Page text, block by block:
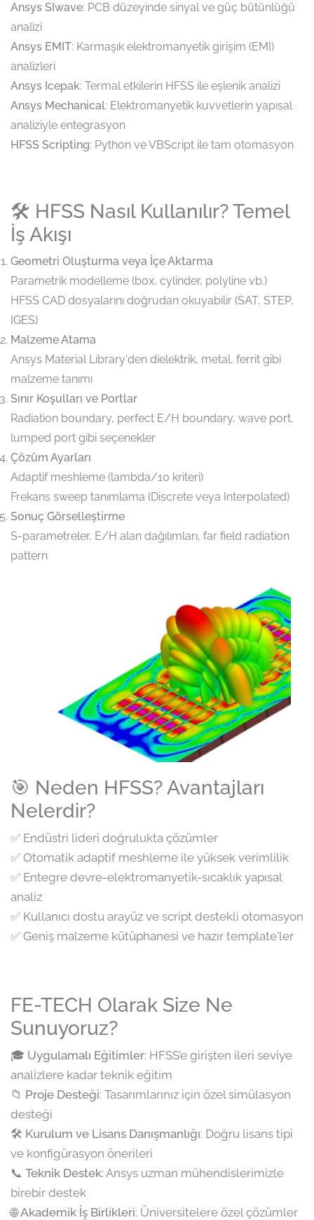
Ansys SIwave: PCB düzeyinde sinyal ve güç bütünlüğü
analizi
Ansys EMIT: Karmaşık elektromanyetik girişim (EMI)
analizleri
Ansys Icepak: Termal etkilerin HFSS ile eşlenik analizi
Ansys Mechanical: Elektromanyetik kuvvetlerin yapısal
analiziyle entegrasyon
HFSS Scripting: Python ve VBScript ile tam otomasyon
🛠️ HFSS Nasıl Kullanılır? Temel
İş Akışı
Geometri Oluşturma veya İçe Aktarma
Parametrik modelleme (box, cylinder, polyline vb.)
HFSS CAD dosyalarını doğrudan okuyabilir (SAT, STEP,
IGES)
Malzeme Atama
Ansys Material Library'den dielektrik, metal, ferrit gibi
malzeme tanımı
Sınır Koşulları ve Portlar
Radiation boundary, perfect E/H boundary, wave port,
lumped port gibi seçenekler
Çözüm Ayarları
Adaptif meshleme (lambda/10 kriteri)
Frekans sweep tanımlama (Discrete veya Interpolated)
Sonuç Görselleştirme
S-parametreler, E/H alan dağılımları, far field radiation
pattern
🎯 Neden HFSS? Avantajları
Nelerdir?
✅ Endüstri lideri doğrulukta çözümler
✅ Otomatik adaptif meshleme ile yüksek verimlilik
✅ Entegre devre-elektromanyetik-sıcaklık yapısal
analiz
✅ Kullanıcı dostu arayüz ve script destekli otomasyon
✅ Geniş malzeme kütüphanesi ve hazır template'ler
FE-TECH Olarak Size Ne
Sunuyoruz?
🎓 Uygulamalı Eğitimler: HFSS’e girişten ileri seviye
analizlere kadar teknik eğitim
📁 Proje Desteği: Tasarımlarınız için özel simülasyon
desteği
🛠️ Kurulum ve Lisans Danışmanlığı: Doğru lisans tipi
ve konfigürasyon önerileri
📞 Teknik Destek: Ansys uzman mühendislerimizle
birebir destek
🌐Akademik İş Birlikleri: Üniversitelere özel çözümler